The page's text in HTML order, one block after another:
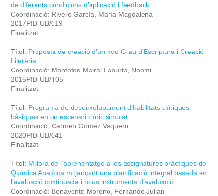
de diferents condicions d’aplicació i feedback
Coordinació: Rivero García, María Magdalena
2017PID-UB/019
Finalitzat
Títol: Proposta de creació d’un nou Grau d’Escriptura i Creació
Literària
Coordinació: Montetes-Mairal Laburta, Noemi
2015PID-UB/T05
Finalitzat
Títol: Programa de desenvolupament d’habilitats clíniques
bàsiques en un escenari clínic simulat
Coordinació: Carmen Gomez Vaquero
2020PID-UB/041
Finalitzat
Títol: Millora de l’aprenentatge a les assignatures pràctiques de
Química Analítica mitjançant una planificació integral basada en
l’avaluació continuada i nous instruments d’avaluació
Coordinació: Benavente Moreno, Fernando Julian